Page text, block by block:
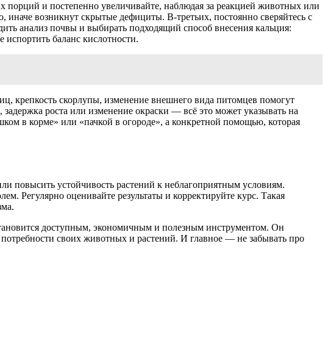
порций и постепенно увеличивайте, наблюдая за реакцией животных или
возникнут скрытые дефициты. В-третьих, постоянно сверяйтесь с
анализ почвы и выбирать подходящий способ внесения кальция:
баланс кислотности.
крепкость скорлупы, изменение внешнего вида питомцев помогут
роста или изменение окраски — всё это может указывать на
в корме» или «пачкой в огороде», а конкретной помощью, которая
повысить устойчивость растений к неблагоприятным условиям.
Регулярно оценивайте результаты и корректируйте курс. Такая
доступным, экономичным и полезным инструментом. Он
своих животных и растений. И главное — не забывать про